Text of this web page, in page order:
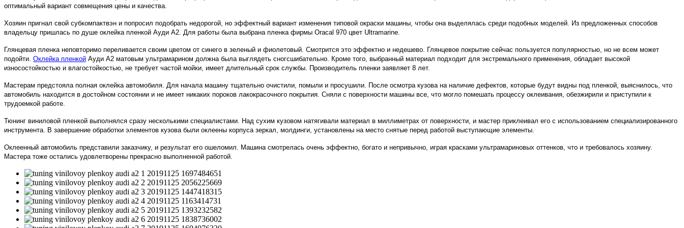
оптимальный вариант совмещения цены и качества.
Хозяин пригнал свой субкомпактвэн и попросил подобрать недорогой, но эффектный вариант изменения типовой окраски машины, чтобы она выделялась среди подобных моделей. Из предложенных способов
владельцу пришлась по душе оклейка пленкой Ауди А2. Для работы была выбрана пленка фирмы Oracal 970 цвет Ultramarine.
Глянцевая пленка неповторимо переливается своим цветом от синего в зеленый и фиолетовый. Смотрится это эффектно и недешево. Глянцевое покрытие сейчас пользуется популярностью, но не всем может
подойти. Оклейка пленкой Ауди А2 матовым ультрамарином должна была выглядеть сногсшибательно. Кроме того, выбранный материал подходит для экстремального применения, обладает высокой
износостойкостью и влагостойкостью, не требует частой мойки, имеет длительный срок службы. Производитель пленки заявляет 8 лет.
Мастерам предстояла полная оклейка автомобиля. Для начала машину тщательно очистили, помыли и просушили. После осмотра кузова на наличие дефектов, которые будут видны под пленкой, выяснилось, что
автомобиль находится в достойном состоянии и не имеет никаких пороков лакокрасочного покрытия. Сняли с поверхности машины все, что могло помешать процессу оклеивания, обезжирили и приступили к
трудоемкой работе.
Тюнинг виниловой пленкой выполнялся сразу несколькими специалистами. Над сухим кузовом натягивали материал в миллиметрах от поверхности, и мастер приклеивал его с использованием специализированного
инструмента. В завершение обработки элементов кузова были оклеены корпуса зеркал, молдинги, установлены на место снятые перед работой выступающие элементы.
Оклеенный автомобиль представили заказчику, и результат его ошеломил. Машина смотрелась очень эффектно, богато и непривычно, играя красками ультрамариновых оттенков, что и требовалось хозяину.
Мастера тоже остались удовлетворены прекрасно выполненной работой.